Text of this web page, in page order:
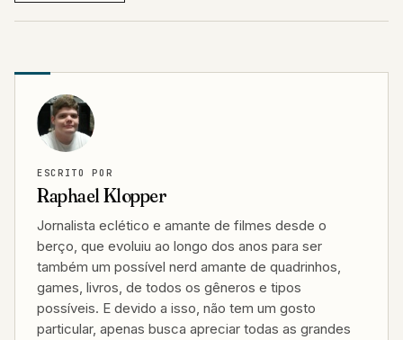
ESCRITO POR
Raphael Klopper
Jornalista eclético e amante de filmes desde o
berço, que evoluiu ao longo dos anos para ser
também um possível nerd amante de quadrinhos,
games, livros, de todos os gêneros e tipos
possíveis. E devido a isso, não tem um gosto
particular, apenas busca apreciar todas as grandes